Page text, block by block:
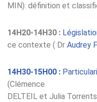
MIN): définition et
14H20-14H30 :
ce contexte ( Dr Audrey
14H30-15H00 :
(Clémence
DELTEIL et Julia